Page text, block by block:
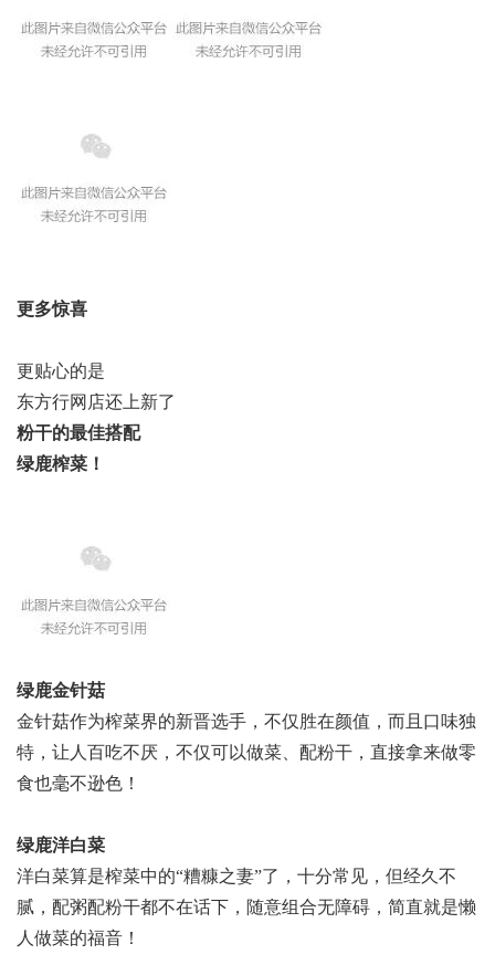
更多惊喜
更贴心的是
东方行网店还上新了
粉干的最佳搭配
绿鹿榨菜！
绿鹿金针菇
金针菇作为榨菜界的新晋选手，不仅胜在颜值，而且口味独
特，让人百吃不厌，不仅可以做菜、配粉干，直接拿来做零
食也毫不逊色！
绿鹿洋白菜
洋白菜算是榨菜中的“糟糠之妻”了，十分常见，但经久不
腻，配粥配粉干都不在话下，随意组合无障碍，简直就是懒
人做菜的福音！